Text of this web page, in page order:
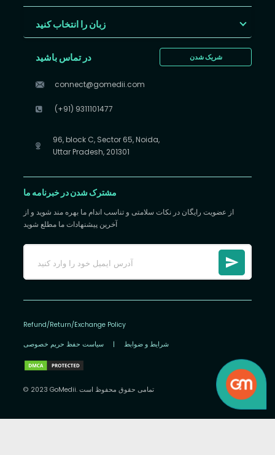
زبان را انتخاب کنید
شریک شدن در تماس باشید
connect@gomedii.com
(+91) 9311101477
96, block C, Sector 65, Noida,
Uttar Pradesh, 201301
مشترک شدن در خبرنامه ما
از عضویت رایگان در نکات سلامتی و تناسب اندام ما بهره مند شوید و از
آخرین پیشنهادات ما مطلع شوید
Refund/Return/Exchange Policy
سیاست حفظ حریم خصوصی | شرایط و ضوابط
© 2023 GoMedii. تمامی حقوق محفوظ است